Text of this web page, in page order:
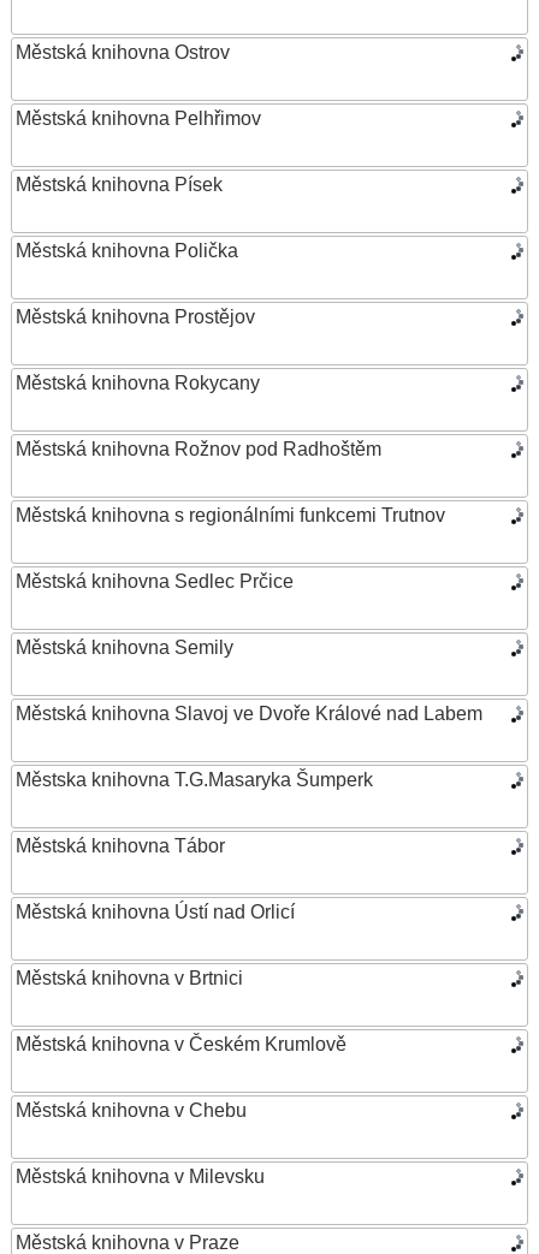
Městská knihovna Ostrov
Městská knihovna Pelhřimov
Městská knihovna Písek
Městská knihovna Polička
Městská knihovna Prostějov
Městská knihovna Rokycany
Městská knihovna Rožnov pod Radhoštěm
Městská knihovna s regionálními funkcemi Trutnov
Městská knihovna Sedlec Prčice
Městská knihovna Semily
Městská knihovna Slavoj ve Dvoře Králové nad Labem
Městska knihovna T.G.Masaryka Šumperk
Městská knihovna Tábor
Městská knihovna Ústí nad Orlicí
Městská knihovna v Brtnici
Městská knihovna v Českém Krumlově
Městská knihovna v Chebu
Městská knihovna v Milevsku
Městská knihovna v Praze